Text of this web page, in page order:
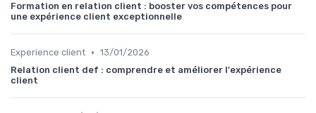
Formation en relation client : booster vos compétences pour
une expérience client exceptionnelle
Experience client • 13/01/2026
Relation client def : comprendre et améliorer l'expérience
client